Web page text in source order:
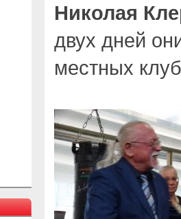
Николая
двух дней
местных